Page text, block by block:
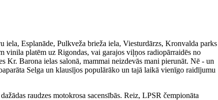
iela, Esplanāde, Pulkveža brieža iela, Viesturdārzs, Kronvalda parks
vinila platēm uz Rigondas, vai garajos viļņos radiopārraidēs no
Kr. Barona ielas salonā, mammai neizdevās mani pierunāt. Nē - un
Selga un klausījos populārāko un tajā laikā vienīgo raidījumu
raudzes motokrosa sacensībās. Reiz, LPSR čempionāta